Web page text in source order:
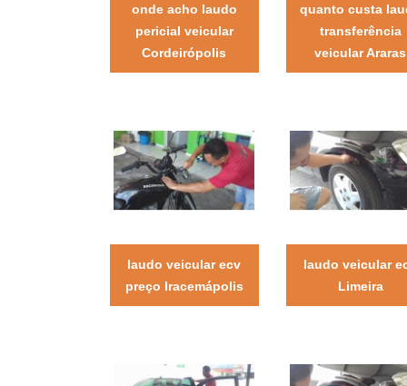
onde acho laudo
pericial veicular
Cordeirópolis
quanto custa
transferência
veicular Araras
laudo veicular ecv
preço Iracemápolis
laudo veicular
Limeira